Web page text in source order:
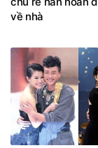
về nhà